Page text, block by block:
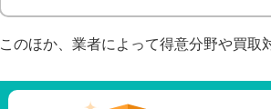
このほか、業者によって得意分野や買